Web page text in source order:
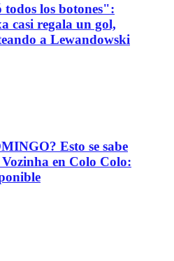
los botones":
casi regala un gol,
a Lewandowski
Esto se sabe
Vozinha en Colo Colo: